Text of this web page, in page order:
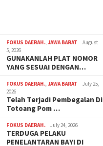
FOKUS DAERAH. ,JAWA BARAT
August
5, 2026
GUNAKANLAH PLAT NOMOR
YANG SESUAI DENGAN…
FOKUS DAERAH. ,JAWA BARAT
July 25,
2026
Telah Terjadi Pembegalan Di
Totoang Pom …
FOKUS DAERAH. July 24, 2026
TERDUGA PELAKU
PENELANTARAN BAYI DI